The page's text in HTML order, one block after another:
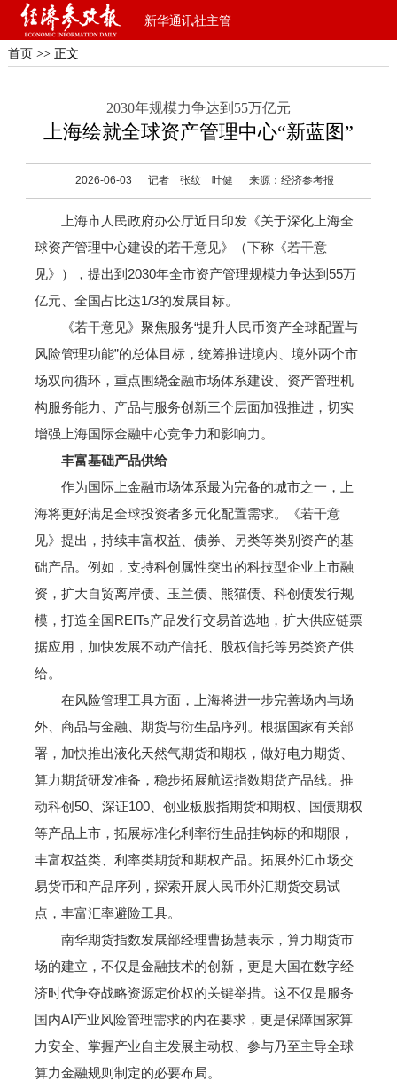
新华通讯社主管
首页 >> 正文
2030年规模力争达到55万亿元
上海绘就全球资产管理中心“新蓝图”
2026-06-03 记者 张纹 叶健 来源：经济参考报
上海市人民政府办公厅近日印发《关于深化上海全
球资产管理中心建设的若干意见》（下称《若干意
见》），提出到2030年全市资产管理规模力争达到55万
亿元、全国占比达1/3的发展目标。
《若干意见》聚焦服务“提升人民币资产全球配置与
风险管理功能”的总体目标，统筹推进境内、境外两个市
场双向循环，重点围绕金融市场体系建设、资产管理机
构服务能力、产品与服务创新三个层面加强推进，切实
增强上海国际金融中心竞争力和影响力。
丰富基础产品供给
作为国际上金融市场体系最为完备的城市之一，上
海将更好满足全球投资者多元化配置需求。《若干意
见》提出，持续丰富权益、债券、另类等类别资产的基
础产品。例如，支持科创属性突出的科技型企业上市融
资，扩大自贸离岸债、玉兰债、熊猫债、科创债发行规
模，打造全国REITs产品发行交易首选地，扩大供应链票
据应用，加快发展不动产信托、股权信托等另类资产供
给。
在风险管理工具方面，上海将进一步完善场内与场
外、商品与金融、期货与衍生品序列。根据国家有关部
署，加快推出液化天然气期货和期权，做好电力期货、
算力期货研发准备，稳步拓展航运指数期货产品线。推
动科创50、深证100、创业板股指期货和期权、国债期权
等产品上市，拓展标准化利率衍生品挂钩标的和期限，
丰富权益类、利率类期货和期权产品。拓展外汇市场交
易货币和产品序列，探索开展人民币外汇期货交易试
点，丰富汇率避险工具。
南华期货指数发展部经理曹扬慧表示，算力期货市
场的建立，不仅是金融技术的创新，更是大国在数字经
济时代争夺战略资源定价权的关键举措。这不仅是服务
国内AI产业风险管理需求的内在要求，更是保障国家算
力安全、掌握产业自主发展主动权、参与乃至主导全球
算力金融规则制定的必要布局。